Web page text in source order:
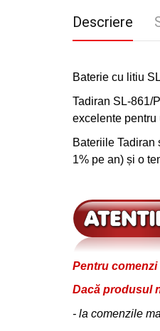
Descriere
Baterie cu litiu
Tadiran SL-861/
excelente pentru
Bateriile Tadiran
1% pe an) și o
Pentru comenzi
Dacă produsul
- la comenzile